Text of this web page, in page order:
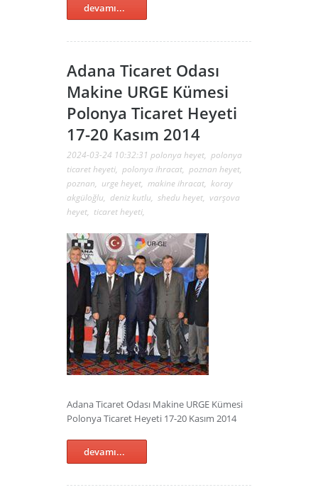
devamı...
Adana Ticaret Odası
Makine URGE Kümesi
Polonya Ticaret Heyeti
17-20 Kasım 2014
2024-03-24 10:32:31 polonya heyet, polonya
ticaret heyeti, polonya ihracat, poznan heyet,
poznan, urge heyet, makine ihracat, koray
akgüloğlu, deniz kutlu, shedu heyet, varşova
heyet, ticaret heyeti,
Adana Ticaret Odası Makine URGE Kümesi
Polonya Ticaret Heyeti 17-20 Kasım 2014
devamı...